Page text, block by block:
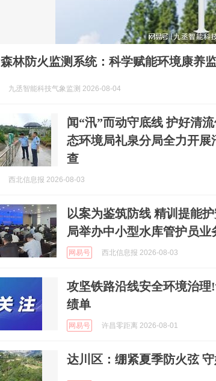
九丞 森林防火监测系统：科学赋能环境康养
九丞智能科技气象监测 2026-08-04
闻“汛”而动守底线 护好清
态环境局礼泉分局全力开展
查
西北信息报 2026-08-03
以案为鉴筑防线 精训提能
局举办中小型水库管护员业
网易号 西北信息报 2026-08-03
攻坚铁路沿线安全环境治
绩单
网易号 许昌零距离 2026-08-01
达川区：绷紧夏季防火弦